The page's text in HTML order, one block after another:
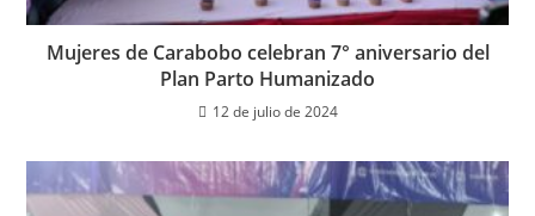
Mujeres de Carabobo celebran 7° aniversario del
Plan Parto Humanizado
12 de julio de 2024